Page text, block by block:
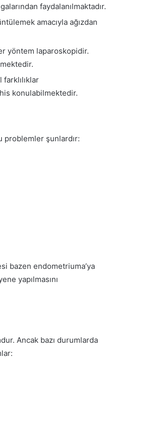
faydalanılmaktadır.
amacıyla ağızdan
yöntem laparoskopidir.
konulabilmektedir.
problemler şunlardır:
bazen endometriuma’ya
yapılmasını
Ancak bazı durumlarda